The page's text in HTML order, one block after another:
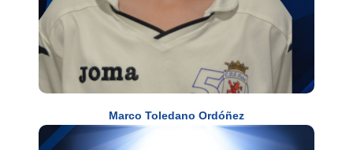
Marco Toledano Ordóñez